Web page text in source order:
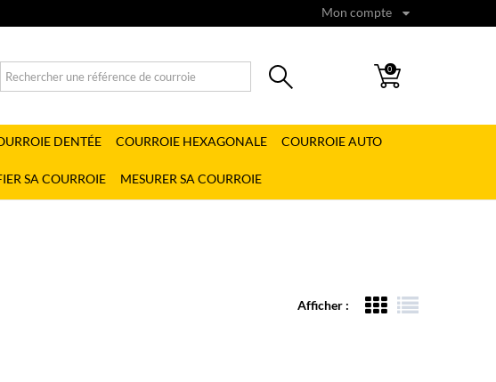
Mon compte
0
DENTÉE COURROIE HEXAGONALE COURROIE AUTO
SA COURROIE MESURER SA COURROIE
Afficher :